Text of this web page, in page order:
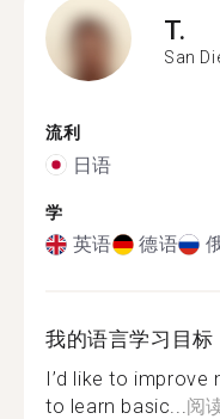
T.
San
流利
日语
学
英语 德语
我的语言学习目标
I’d like to improve
to learn basic...阅